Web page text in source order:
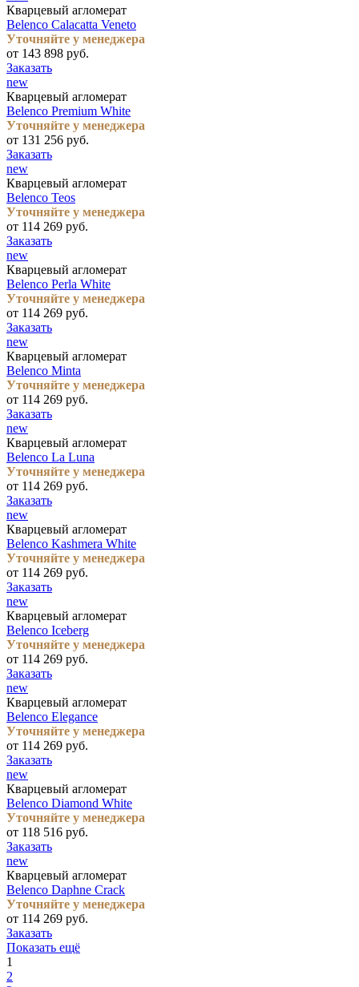
Кварцевый агломерат
Belenco Calacatta Veneto
Уточняйте у менеджера
от 143 898 руб.
Заказать
new
Кварцевый агломерат
Belenco Premium White
Уточняйте у менеджера
от 131 256 руб.
Заказать
new
Кварцевый агломерат
Belenco Teos
Уточняйте у менеджера
от 114 269 руб.
Заказать
new
Кварцевый агломерат
Belenco Perla White
Уточняйте у менеджера
от 114 269 руб.
Заказать
new
Кварцевый агломерат
Belenco Minta
Уточняйте у менеджера
от 114 269 руб.
Заказать
new
Кварцевый агломерат
Belenco La Luna
Уточняйте у менеджера
от 114 269 руб.
Заказать
new
Кварцевый агломерат
Belenco Kashmera White
Уточняйте у менеджера
от 114 269 руб.
Заказать
new
Кварцевый агломерат
Belenco Iceberg
Уточняйте у менеджера
от 114 269 руб.
Заказать
new
Кварцевый агломерат
Belenco Elegance
Уточняйте у менеджера
от 114 269 руб.
Заказать
new
Кварцевый агломерат
Belenco Diamond White
Уточняйте у менеджера
от 118 516 руб.
Заказать
new
Кварцевый агломерат
Belenco Daphne Crack
Уточняйте у менеджера
от 114 269 руб.
Заказать
Показать ещё
1
2